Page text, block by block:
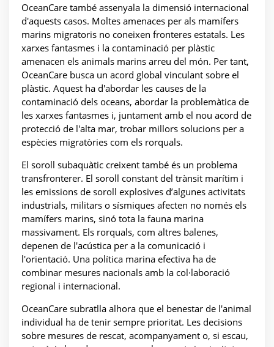
OceanCare també assenyala la dimensió internacional
d'aquests casos. Moltes amenaces per als mamífers
marins migratoris no coneixen fronteres estatals. Les
xarxes fantasmes i la contaminació per plàstic
amenacen els animals marins arreu del món. Per tant,
OceanCare busca un acord global vinculant sobre el
plàstic. Aquest ha d'abordar les causes de la
contaminació dels oceans, abordar la problemàtica de
les xarxes fantasmes i, juntament amb el nou acord de
protecció de l'alta mar, trobar millors solucions per a
espècies migratòries com els rorquals.
El soroll subaquàtic creixent també és un problema
transfronterer. El soroll constant del trànsit marítim i
les emissions de soroll explosives d’algunes activitats
industrials, militars o sísmiques afecten no només els
mamífers marins, sinó tota la fauna marina
massivament. Els rorquals, com altres balenes,
depenen de l'acústica per a la comunicació i
l'orientació. Una política marina efectiva ha de
combinar mesures nacionals amb la col·laboració
regional i internacional.
OceanCare subratlla alhora que el benestar de l'animal
individual ha de tenir sempre prioritat. Les decisions
sobre mesures de rescat, acompanyament o, si escau,